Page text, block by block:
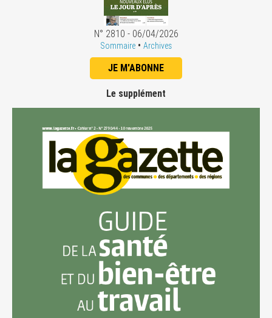
N° 2810 - 06/04/2026
Sommaire • Archives
JE M'ABONNE
Le supplément